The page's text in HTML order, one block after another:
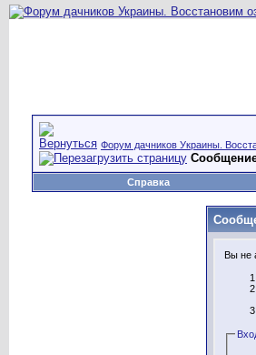
Форум дачников Украины.
Справка
Вы не